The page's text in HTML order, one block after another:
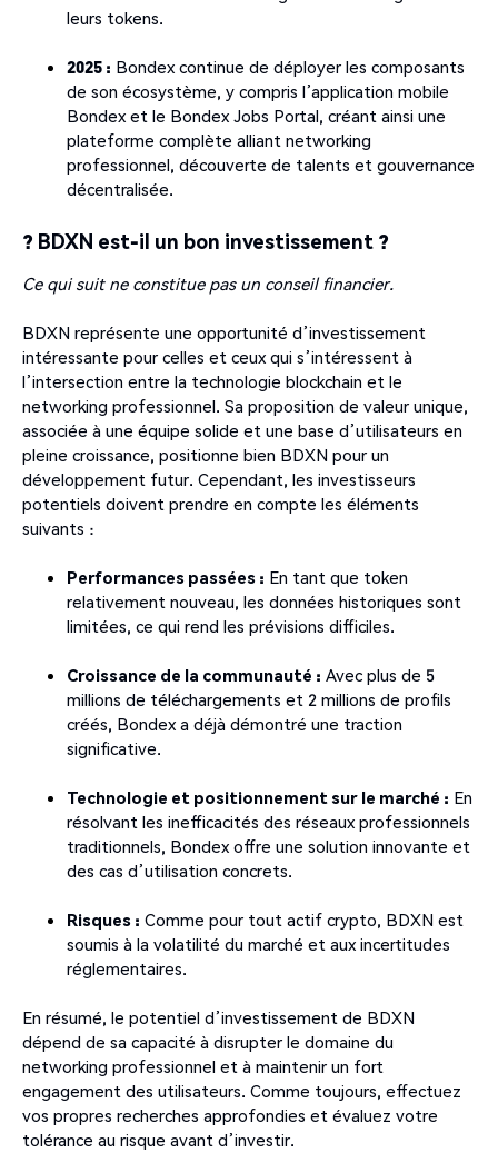
leurs tokens.
2025 : Bondex continue de déployer les composants
de son écosystème, y compris l’application mobile
Bondex et le Bondex Jobs Portal, créant ainsi une
plateforme complète alliant networking
professionnel, découverte de talents et gouvernance
décentralisée.
? BDXN est-il un bon investissement ?
Ce qui suit ne constitue pas un conseil financier.
BDXN représente une opportunité d’investissement
intéressante pour celles et ceux qui s’intéressent à
l’intersection entre la technologie blockchain et le
networking professionnel. Sa proposition de valeur unique,
associée à une équipe solide et une base d’utilisateurs en
pleine croissance, positionne bien BDXN pour un
développement futur. Cependant, les investisseurs
potentiels doivent prendre en compte les éléments
suivants :
Performances passées : En tant que token
relativement nouveau, les données historiques sont
limitées, ce qui rend les prévisions difficiles.
Croissance de la communauté : Avec plus de 5
millions de téléchargements et 2 millions de profils
créés, Bondex a déjà démontré une traction
significative.
Technologie et positionnement sur le marché : En
résolvant les inefficacités des réseaux professionnels
traditionnels, Bondex offre une solution innovante et
des cas d’utilisation concrets.
Risques : Comme pour tout actif crypto, BDXN est
soumis à la volatilité du marché et aux incertitudes
réglementaires.
En résumé, le potentiel d’investissement de BDXN
dépend de sa capacité à disrupter le domaine du
networking professionnel et à maintenir un fort
engagement des utilisateurs. Comme toujours, effectuez
vos propres recherches approfondies et évaluez votre
tolérance au risque avant d’investir.